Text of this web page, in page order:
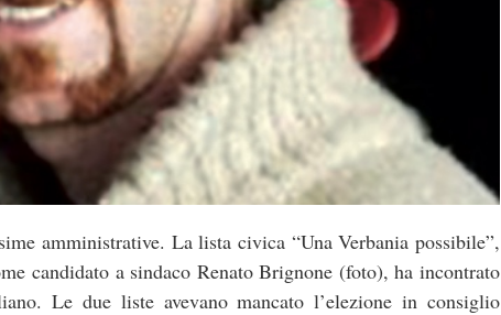
amministrative. La lista civica “Una Verbania possibile”,
candidato a sindaco Renato Brignone (foto), ha incontrato
Le due liste avevano mancato l’elezione in consiglio